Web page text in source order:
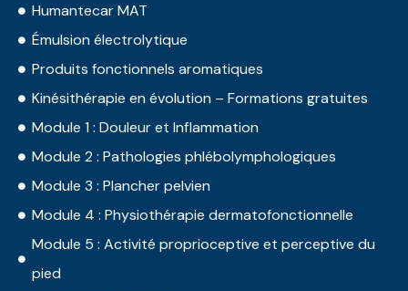
Humantecar MAT
Émulsion électrolytique
Produits fonctionnels aromatiques
Kinésithérapie en évolution – Formations gratuites
Module 1 : Douleur et Inflammation
Module 2 : Pathologies phlébolymphologiques
Module 3 : Plancher pelvien
Module 4 : Physiothérapie dermatofonctionnelle
Module 5 : Activité proprioceptive et perceptive du
pied